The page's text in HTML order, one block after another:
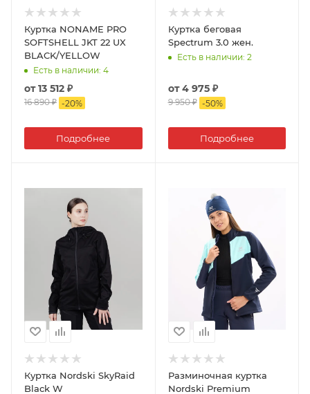
Куртка NONAME PRO
SOFTSHELL JKT 22 UX
BLACK/YELLOW
Есть в наличии: 4
от13 512 ₽
16 890 ₽ -20%
Подробнее
Куртка беговая
Spectrum 3.0 жен.
Есть в наличии: 2
от4 975 ₽
9 950 ₽ -50%
Подробнее
Куртка Nordski SkyRaid
Black W
Разминочная куртка
Nordski Premium